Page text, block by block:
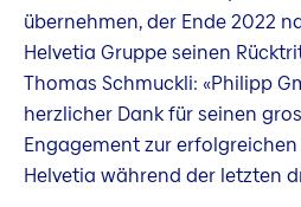
übernehmen, der Ende 2022
Helvetia Gruppe seinen
Thomas Schmuckli: «Philipp
herzlicher Dank für seinen
Engagement zur
Helvetia während der letzten